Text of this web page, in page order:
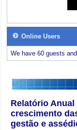
Online Users
We have 60 guests
Relatório
crescimento
gestão e